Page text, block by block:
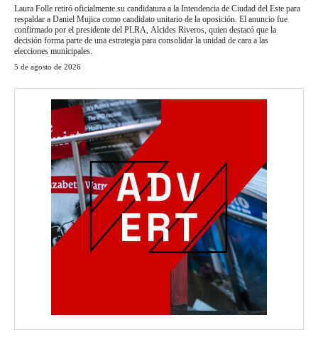
Laura Folle retiró oficialmente su candidatura a la Intendencia de Ciudad del Este para
respaldar a Daniel Mujica como candidato unitario de la oposición. El anuncio fue
confirmado por el presidente del PLRA, Alcides Riveros, quien destacó que la
decisión forma parte de una estrategia para consolidar la unidad de cara a las
elecciones municipales.
5 de agosto de 2026